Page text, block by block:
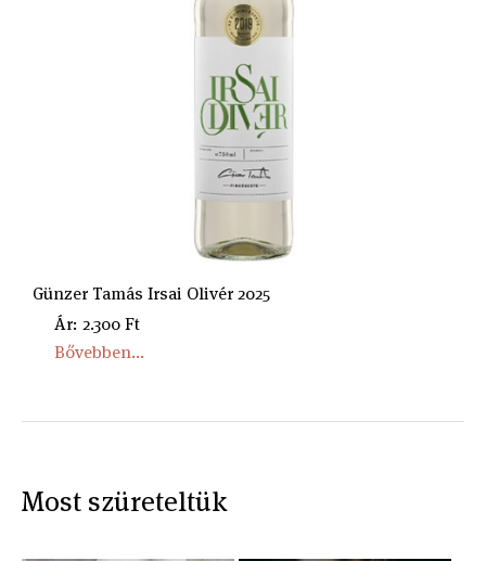
Günzer Tamás Irsai Olivér 2025
Ár: 2.300 Ft
Bővebben...
Most szüreteltük